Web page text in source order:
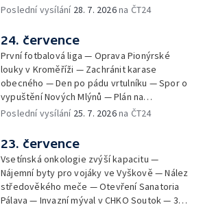
vína — Výhružky na magistrátu v Olomouci —
Brněnské týmy v první fotbalové lize —
Chystaná rekonstrukce bývalé věznice —
Nový seriál pro děti
Poslední vysílání 28. 7. 2026na ČT24
24. července
První fotbalová liga — Oprava Pionýrské
louky v Kroměříži — Zachránit karase
obecného — Den po pádu vrtulníku — Spor o
vypuštění Nových Mlýnů — Plán na
odstranění ohořelé budovy — 52. ročník
samostatné továrny
Poslední vysílání 25. 7. 2026na ČT24
23. července
Vsetínská onkologie zvýší kapacitu —
Nájemní byty pro vojáky ve Vyškově — Nález
středověkého meče — Otevření Sanatoria
Pálava — Invazní mýval v CHKO Soutok — 33.